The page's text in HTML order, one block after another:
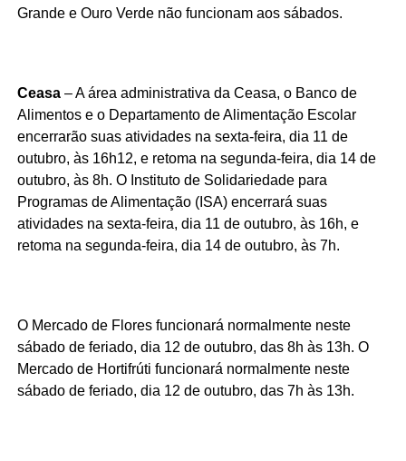
Grande e Ouro Verde não funcionam aos sábados.
Ceasa – A área administrativa da Ceasa, o Banco de
Alimentos e o Departamento de Alimentação Escolar
encerrarão suas atividades na sexta-feira, dia 11 de
outubro, às 16h12, e retoma na segunda-feira, dia 14 de
outubro, às 8h. O Instituto de Solidariedade para
Programas de Alimentação (ISA) encerrará suas
atividades na sexta-feira, dia 11 de outubro, às 16h, e
retoma na segunda-feira, dia 14 de outubro, às 7h.
O Mercado de Flores funcionará normalmente neste
sábado de feriado, dia 12 de outubro, das 8h às 13h. O
Mercado de Hortifrúti funcionará normalmente neste
sábado de feriado, dia 12 de outubro, das 7h às 13h.